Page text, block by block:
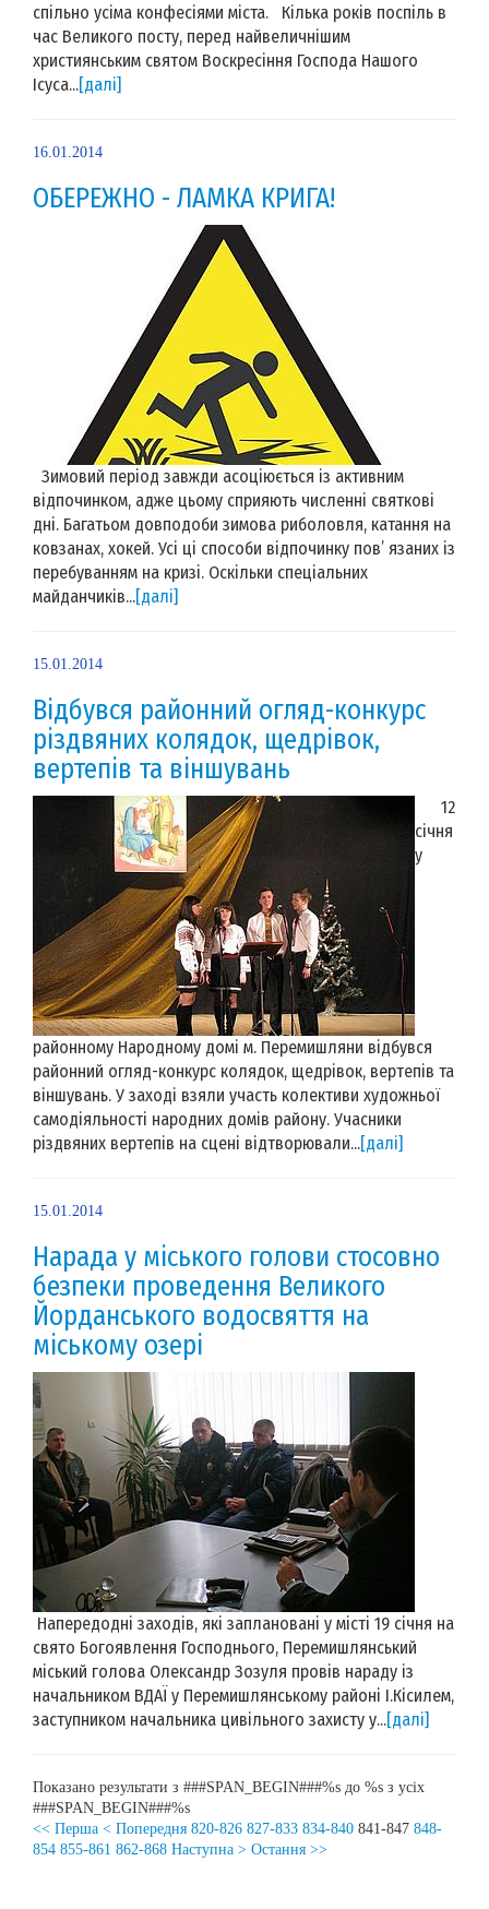
спільно усіма конфесіями міста. Кілька років поспіль в
час Великого посту, перед найвеличнішим
християнським святом Воскресіння Господа Нашого
Ісуса...[далі]
16.01.2014
ОБЕРЕЖНО - ЛАМКА КРИГА!
Зимовий період завжди асоціюється із активним
відпочинком, адже цьому сприяють численні святкові
дні. Багатьом довподоби зимова риболовля, катання на
ковзанах, хокей. Усі ці способи відпочинку пов’ язаних із
перебуванням на кризі. Оскільки спеціальних
майданчиків...[далі]
15.01.2014
Відбувся районний огляд-конкурс
різдвяних колядок, щедрівок,
вертепів та віншувань
12
січня
у
районному Народному домі м. Перемишляни відбувся
районний огляд-конкурс колядок, щедрівок, вертепів та
віншувань. У заході взяли участь колективи художньої
самодіяльності народних домів району. Учасники
різдвяних вертепів на сцені відтворювали...[далі]
15.01.2014
Нарада у міського голови стосовно
безпеки проведення Великого
Йорданського водосвяття на
міському озері
Напередодні заходів, які заплановані у місті 19 січня на
свято Богоявлення Господнього, Перемишлянський
міський голова Олександр Зозуля провів нараду із
начальником ВДАЇ у Перемишлянському районі І.Кісилем,
заступником начальника цивільного захисту у...[далі]
Показано результати з ###SPAN_BEGIN###%s до %s з усіх
###SPAN_BEGIN###%s
<< Перша < Попередня 820-826 827-833 834-840 841-847 848-
854 855-861 862-868 Наступна > Остання >>